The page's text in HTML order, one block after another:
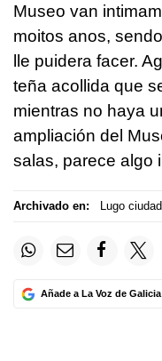
Museo van
moitos anos,
lle puidera facer.
teña acollida que
mientras no haya
ampliación del
salas, parece algo
Archivado en: Lugo ciudad
Añade a La Voz de